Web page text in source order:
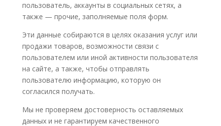
пользователь, аккаунты в социальных сетях, а
также — прочие, заполняемые поля форм.
Эти данные собираются в целях оказания услуг или
продажи товаров, возможности связи с
пользователем или иной активности пользователя
на сайте, а также, чтобы отправлять
пользователю информацию, которую он
согласился получать.
Мы не проверяем достоверность оставляемых
данных и не гарантируем качественного